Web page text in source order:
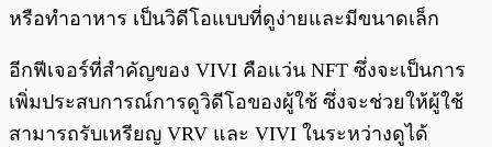
หรือทำอาหาร เป็นวิดีโอแบบที่ดูง่ายและมีขนาดเล็ก
อีกฟีเจอร์ที่สำคัญของ VIVI คือแว่น NFT ซึ่งจะเป็นการ
เพิ่มประสบการณ์การดูวิดีโอของผู้ใช้ ซึ่งจะช่วยให้ผู้ใช้
สามารถรับเหรียญ VRV และ VIVI ในระหว่างดูได้